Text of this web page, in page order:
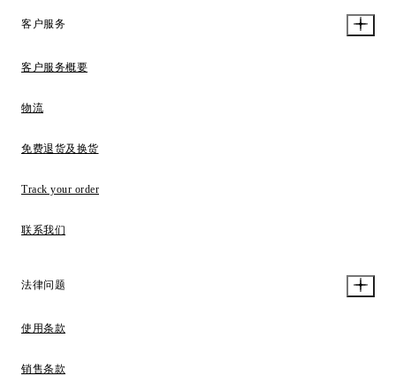
客户服务
客户服务概要
物流
免费退货及换货
Track your order
联系我们
法律问题
使用条款
销售条款